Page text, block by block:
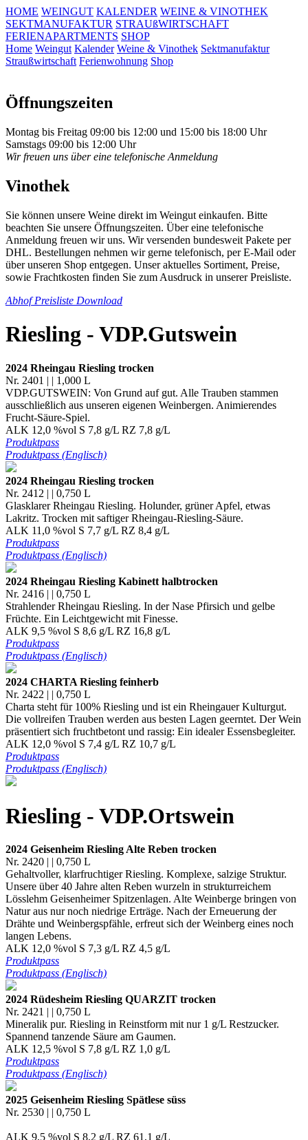
HOME WEINGUT KALENDER WEINE & VINOTHEK
SEKTMANUFAKTUR STRAUßWIRTSCHAFT
FERIENAPARTMENTS SHOP
Home Weingut Kalender Weine & Vinothek Sektmanufaktur
Straußwirtschaft Ferienwohnung Shop
Öffnungszeiten
Montag bis Freitag 09:00 bis 12:00 und 15:00 bis 18:00 Uhr
Samstags 09:00 bis 12:00 Uhr
Wir freuen uns über eine telefonische Anmeldung
Vinothek
Sie können unsere Weine direkt im Weingut einkaufen. Bitte
beachten Sie unsere Öffnungszeiten. Über eine telefonische
Anmeldung freuen wir uns. Wir versenden bundesweit Pakete per
DHL. Bestellungen nehmen wir gerne telefonisch, per E-Mail oder
über unseren Shop entgegen. Unser aktuelles Sortiment, Preise,
sowie Frachtkosten finden Sie zum Ausdruck in unserer Preisliste.
Abhof Preisliste Download
Riesling - VDP.Gutswein
2024 Rheingau Riesling trocken
Nr. 2401 | | 1,000 L
VDP.GUTSWEIN: Von Grund auf gut. Alle Trauben stammen
ausschließlich aus unseren eigenen Weinbergen. Animierendes
Frucht-Säure-Spiel.
ALK 12,0 %vol S 7,8 g/L RZ 7,8 g/L
Produktpass
Produktpass (Englisch)
2024 Rheingau Riesling trocken
Nr. 2412 | | 0,750 L
Glasklarer Rheingau Riesling. Holunder, grüner Apfel, etwas
Lakritz. Trocken mit saftiger Rheingau-Riesling-Säure.
ALK 11,0 %vol S 7,7 g/L RZ 8,4 g/L
Produktpass
Produktpass (Englisch)
2024 Rheingau Riesling Kabinett halbtrocken
Nr. 2416 | | 0,750 L
Strahlender Rheingau Riesling. In der Nase Pfirsich und gelbe
Früchte. Ein Leichtgewicht mit Finesse.
ALK 9,5 %vol S 8,6 g/L RZ 16,8 g/L
Produktpass
Produktpass (Englisch)
2024 CHARTA Riesling feinherb
Nr. 2422 | | 0,750 L
Charta steht für 100% Riesling und ist ein Rheingauer Kulturgut.
Die vollreifen Trauben werden aus besten Lagen geerntet. Der Wein
präsentiert sich fruchtbetont und rassig: Ein idealer Essensbegleiter.
ALK 12,0 %vol S 7,4 g/L RZ 10,7 g/L
Produktpass
Produktpass (Englisch)
Riesling - VDP.Ortswein
2024 Geisenheim Riesling Alte Reben trocken
Nr. 2420 | | 0,750 L
Gehaltvoller, klarfruchtiger Riesling. Komplexe, salzige Struktur.
Unsere über 40 Jahre alten Reben wurzeln in strukturreichem
Lösslehm Geisenheimer Spitzenlagen. Alte Weinberge bringen von
Natur aus nur noch niedrige Erträge. Nach der Erneuerung der
Drähte und Weinbergspfähle, erfreut sich der Weinberg eines noch
langen Lebens.
ALK 12,0 %vol S 7,3 g/L RZ 4,5 g/L
Produktpass
Produktpass (Englisch)
2024 Rüdesheim Riesling QUARZIT trocken
Nr. 2421 | | 0,750 L
Mineralik pur. Riesling in Reinstform mit nur 1 g/L Restzucker.
Spannend tanzende Säure am Gaumen.
ALK 12,5 %vol S 7,8 g/L RZ 1,0 g/L
Produktpass
Produktpass (Englisch)
2025 Geisenheim Riesling Spätlese süss
Nr. 2530 | | 0,750 L
ALK 9,5 %vol S 8,2 g/L RZ 61,1 g/L